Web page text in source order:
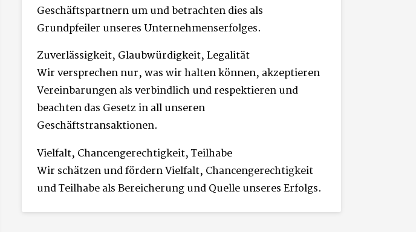
Geschäftspartnern um und betrachten dies als
Grundpfeiler unseres Unternehmenserfolges.
Zuverlässigkeit, Glaubwürdigkeit, Legalität
Wir versprechen nur, was wir halten können, akzeptieren
Vereinbarungen als verbindlich und respektieren und
beachten das Gesetz in all unseren
Geschäftstransaktionen.
Vielfalt, Chancengerechtigkeit, Teilhabe
Wir schätzen und fördern Vielfalt, Chancengerechtigkeit
und Teilhabe als Bereicherung und Quelle unseres Erfolgs.